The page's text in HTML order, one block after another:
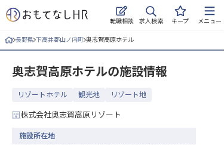
転職相談 求人検索 キープ メニュー
ログイン
求人・施設を探す
キープした求人
長野県 下高井郡山ノ内町 奥志賀高原ホテル
奥志賀高原ホテルの施設情報
リゾートホテル 観光地 リゾート地
株式会社奥志賀高原リゾート
施設所在地